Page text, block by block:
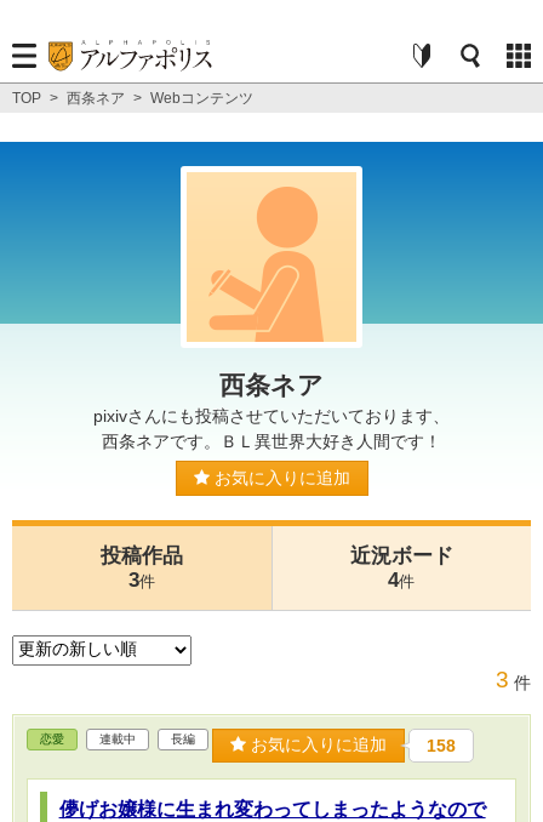
TOP > 西条ネア > Webコンテンツ
西条ネア
pixivさんにも投稿させていただいております、
西条ネアです。ＢＬ異世界大好き人間です！
お気に入りに追加
投稿作品
3件
近況ボード
4件
3 件
恋愛 連載中 長編 お気に入りに追加 158
儚げお嬢様に生まれ変わってしまったようなので